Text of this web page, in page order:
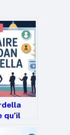
qu’il